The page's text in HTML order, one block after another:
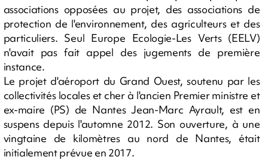
associations opposées au projet, des associations de
protection de l'environnement, des agriculteurs et des
particuliers. Seul Europe Ecologie-Les Verts (EELV)
n'avait pas fait appel des jugements de première
instance.
Le projet d'aéroport du Grand Ouest, soutenu par les
collectivités locales et cher à l'ancien Premier ministre et
ex-maire (PS) de Nantes Jean-Marc Ayrault, est en
suspens depuis l'automne 2012. Son ouverture, à une
vingtaine de kilomètres au nord de Nantes, était
initialement prévue en 2017.